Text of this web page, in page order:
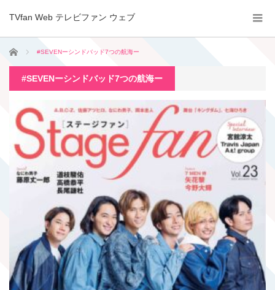
TVfan Web テレビファン ウェブ
ホーム #SEVENーシンドバッド7つの航海ー
#SEVENーシンドバッド7つの航海ー